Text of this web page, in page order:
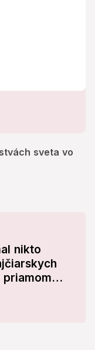
sveta vo
nikto
priamom